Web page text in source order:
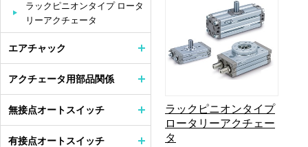
ラックピニオンタイプ
ロータリーアクチェー
タ
ラックピニオンタイプ ロータ
リーアクチェータ
エアチャック
アクチェータ用部品関係
無接点オートスイッチ
有接点オートスイッチ